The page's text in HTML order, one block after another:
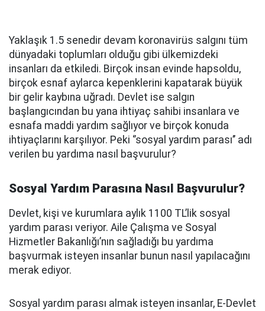
Yaklaşık 1.5 senedir devam koronavirüs salgını tüm
dünyadaki toplumları olduğu gibi ülkemizdeki
insanları da etkiledi. Birçok insan evinde hapsoldu,
birçok esnaf aylarca kepenklerini kapatarak büyük
bir gelir kaybına uğradı. Devlet ise salgın
başlangıcından bu yana ihtiyaç sahibi insanlara ve
esnafa maddi yardım sağlıyor ve birçok konuda
ihtiyaçlarını karşılıyor. Peki ‘’sosyal yardım parası’’ adı
verilen bu yardıma nasıl başvurulur?
Sosyal Yardım Parasına Nasıl Başvurulur?
Devlet, kişi ve kurumlara aylık 1100 TL’lik sosyal
yardım parası veriyor. Aile Çalışma ve Sosyal
Hizmetler Bakanlığı’nın sağladığı bu yardıma
başvurmak isteyen insanlar bunun nasıl yapılacağını
merak ediyor.
Sosyal yardım parası almak isteyen insanlar, E-Devlet